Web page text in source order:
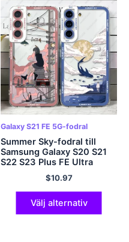
Galaxy S21 FE 5G-fodral
Summer Sky-fodral till
Samsung Galaxy S20 S21
S22 S23 Plus FE Ultra
$10.97
Välj alternativ